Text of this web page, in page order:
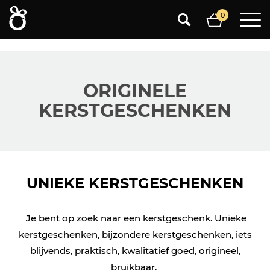
0
ORIGINELE
KERSTGESCHENKEN
UNIEKE KERSTGESCHENKEN
Je bent op zoek naar een kerstgeschenk. Unieke
kerstgeschenken, bijzondere kerstgeschenken, iets
blijvends, praktisch, kwalitatief goed, origineel,
bruikbaar.
0